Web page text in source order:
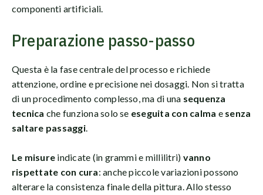
componenti artificiali.
Preparazione passo-passo
Questa è la fase centrale del processo e richiede
attenzione, ordine e precisione nei dosaggi. Non si tratta
di un procedimento complesso, ma di una sequenza
tecnica che funziona solo se eseguita con calma e senza
saltare passaggi.
Le misure indicate (in grammi e millilitri) vanno
rispettate con cura: anche piccole variazioni possono
alterare la consistenza finale della pittura. Allo stesso